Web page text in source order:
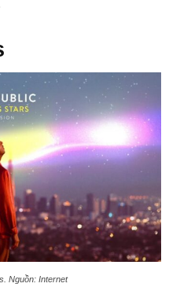
Nguồn: Internet